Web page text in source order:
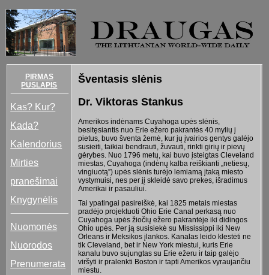
PIRMAS
PUSLAPIS
Kas? Kur?
Kada?
Kalendorius
Mirties
pranešimai
Knygynėlis
Nuomonės
Nuorodos
Prenumerata
Šventasis slėnis
Dr. Viktoras Stankus
Amerikos indėnams Cuyahoga upės slėnis,
besitęsiantis nuo Erie ežero pakrantės 40 mylių į
pietus, buvo šventa žemė, kur jų įvairios gentys galėjo
susieiti, taikiai bendrauti, žuvauti, rinkti girių ir pievų
gėrybes. Nuo 1796 metų, kai buvo įsteigtas Cleveland
miestas, Cuyahoga (indėnų kalba reiškianti „netiesų,
vingiuotą”) upės slėnis turėjo lemiamą įtaką miesto
vystymuisi, nes per jį skleidė savo prekes, išradimus
Amerikai ir pasauliui.
Tai ypatingai pasireiškė, kai 1825 metais miestas
pradėjo projektuoti Ohio Erie Canal perkasą nuo
Cuyahoga upės žiočių ežero pakrantėje iki didingos
Ohio upės. Per ją susisiekė su Mississippi iki New
Orleans ir Meksikos įlankos. Kanalas leido klestėti ne
tik Cleveland, bet ir New York miestui, kuris Erie
kanalu buvo sujungtas su Erie ežeru ir taip galėjo
viršyti ir pralenkti Boston ir tapti Amerikos vyraujančiu
miestu.